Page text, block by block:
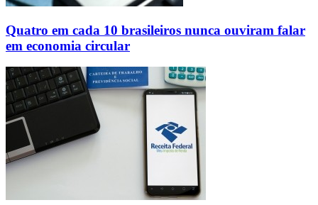
Quatro em cada 10 brasileiros nunca ouviram falar
em economia circular